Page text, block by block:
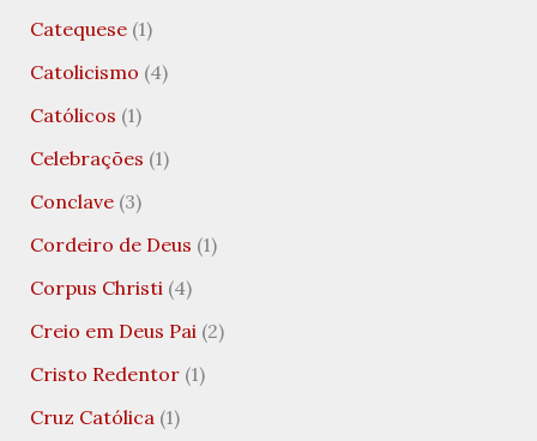
Catequese(1)
Catolicismo (4)
Católicos (1)
Celebrações (1)
Conclave(3)
Cordeiro de Deus (1)
Corpus Christi(4)
Creio em Deus Pai(2)
Cristo Redentor(1)
Cruz Católica(1)